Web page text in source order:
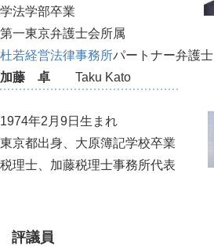
学法学部卒業
第一東京弁護士会所属
杜若経営法律事務所パートナー弁護士
加藤 卓 Taku Kato
1974年2月9日生まれ
東京都出身、大原簿記学校卒業
税理士、加藤税理士事務所代表
評議員